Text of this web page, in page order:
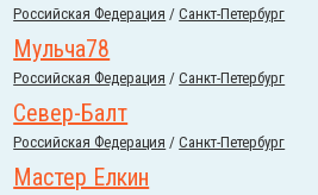
Российcкая Федерация /Санкт-Петербург
Мульча78
Российcкая Федерация /Санкт-Петербург
Cевер-Балт
Российcкая Федерация /Санкт-Петербург
Мастер Елкин